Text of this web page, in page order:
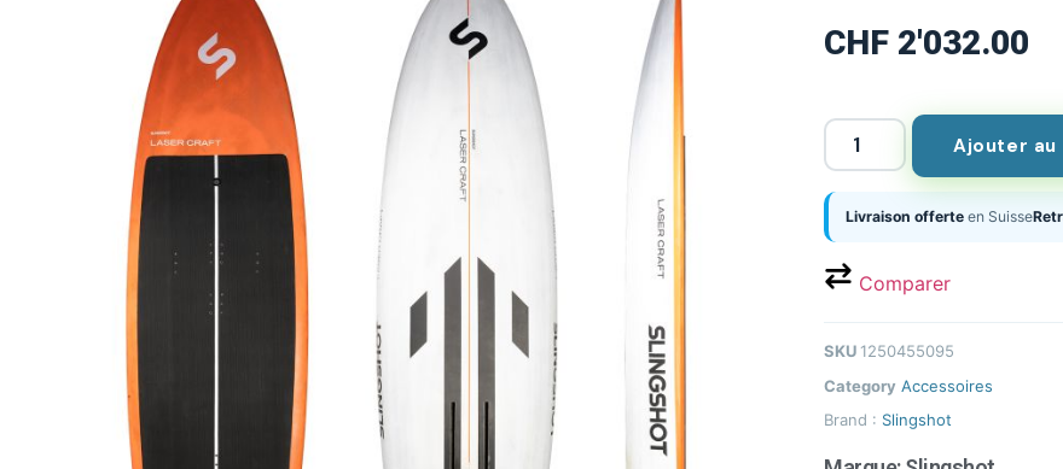
CHF 2'032.00
Ajouter au
Livraison offerte en Suisse
Comparer
SKU 1250455095
Category Accessoires
Brand : Slingshot